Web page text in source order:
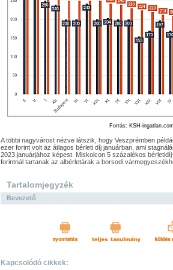
Forrás: KSH-ingatlan.com
A többi nagyvárost nézve látszik, hogy Veszprémben
ezer forint volt az átlagos bérleti díj januárban, ami
2023 januárjához képest. Miskolcon 5 százalékos
forintnál tartanak az albérletárak a borsodi
Tartalomjegyzék
Bevezető
Kapcsolódó cikkek: